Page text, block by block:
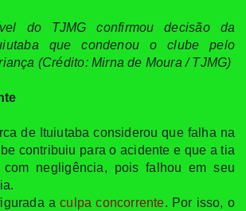
do TJMG confirmou decisão da
que condenou o clube pelo
(Crédito: Mirna de Moura / TJMG)
de Ituiutaba considerou que falha na
contribuiu para o acidente e que a tia
negligência, pois falhou em seu
aculpa concorrente. Por isso, o